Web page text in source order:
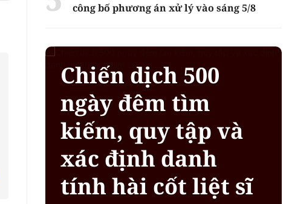
công bố phương án xử lý vào sáng 5/8
Chiến dịch 500
ngày đêm tìm
kiếm, quy tập và
xác định danh
tính hài cốt liệt sĩ